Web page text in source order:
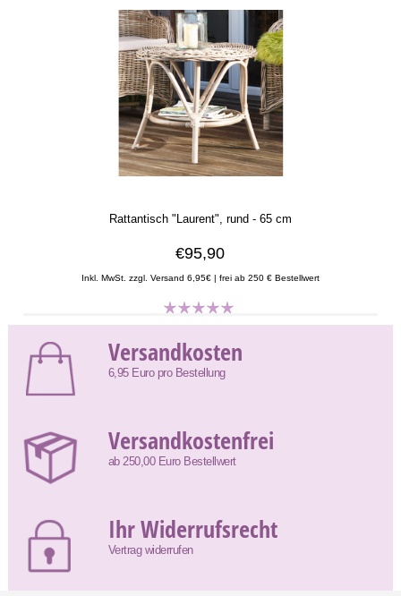
Rattantisch "Laurent", rund - 65 cm
€95,90
Inkl. MwSt. zzgl. Versand 6,95€ | frei ab 250 € Bestellwert
Versandkosten
6,95 Euro pro Bestellung
Versandkostenfrei
ab 250,00 Euro Bestellwert
Ihr Widerrufsrecht
Vertrag widerrufen